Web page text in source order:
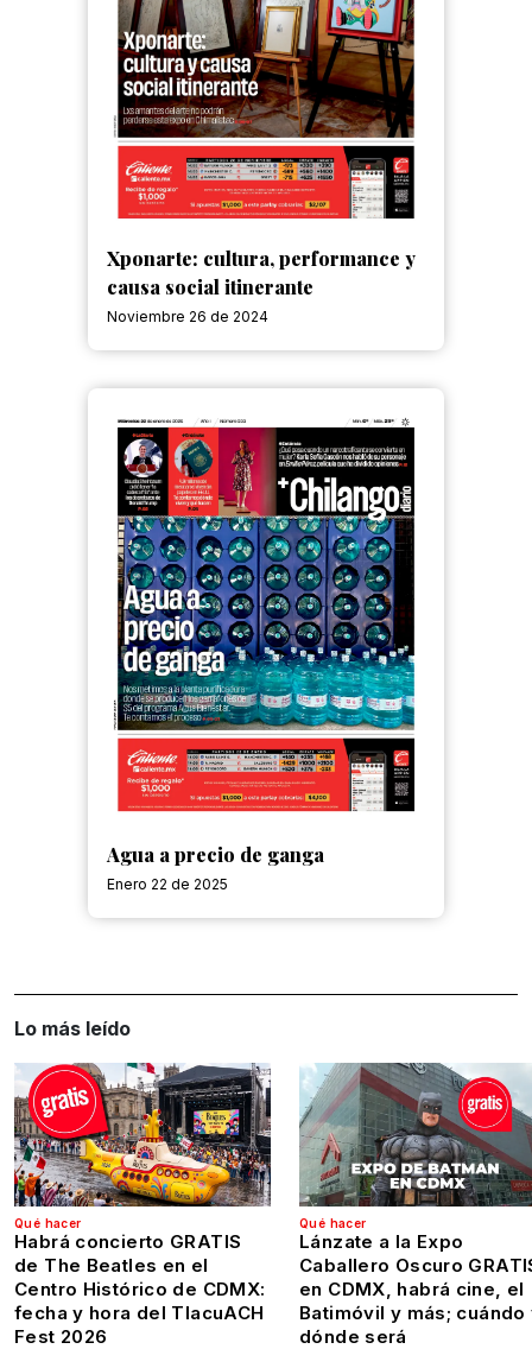
Xponarte: cultura, performance y
causa social itinerante
Noviembre 26 de 2024
Agua a precio de ganga
Enero 22 de 2025
Lo más leído
Qué hacer
Habrá concierto GRATIS
de The Beatles en el
Centro Histórico de CDMX:
fecha y hora del TlacuACH
Fest 2026
Qué hacer
Lánzate a la Expo
Caballero Oscuro
en CDMX, habrá cine, el
Batimóvil y más; cuándo
dónde será